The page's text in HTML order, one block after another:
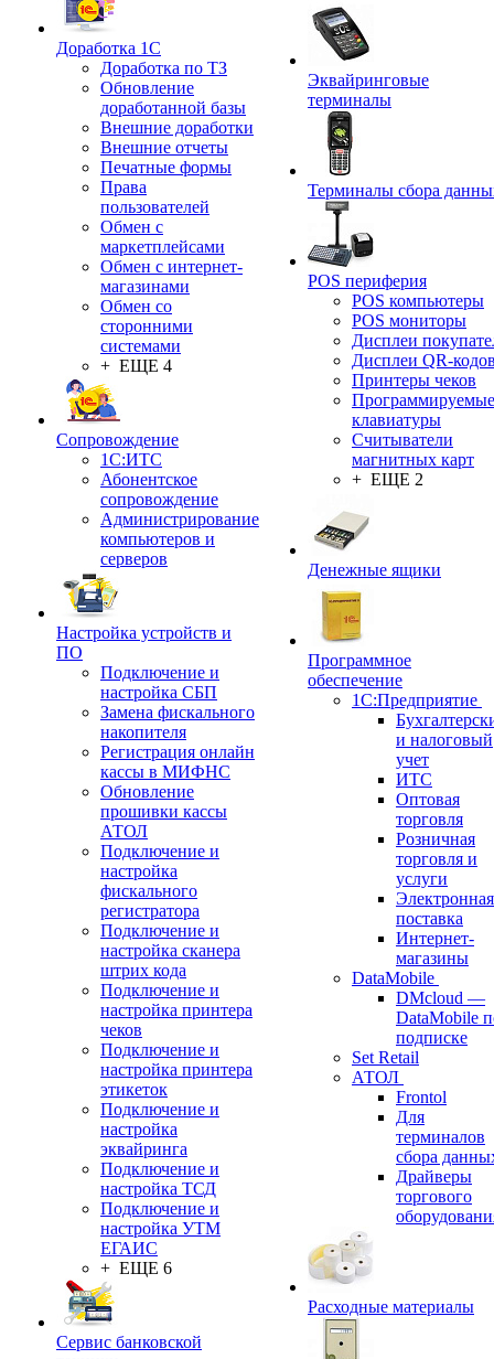
Доработка 1С
Доработка по ТЗ
Обновление
доработанной базы
Внешние доработки
Внешние отчеты
Печатные формы
Права
пользователей
Обмен с
маркетплейсами
Обмен с интернет-
магазинами
Обмен со
сторонними
системами
+ ЕЩЕ 4
Сопровождение
1C:ИТС
Абонентское
сопровождение
Администрирование
компьютеров и
серверов
Настройка устройств и
ПО
Подключение и
настройка СБП
Замена фискального
накопителя
Регистрация онлайн
кассы в МИФНС
Обновление
прошивки кассы
АТОЛ
Подключение и
настройка
фискального
регистратора
Подключение и
настройка сканера
штрих кода
Подключение и
настройка принтера
чеков
Подключение и
настройка принтера
этикеток
Подключение и
настройка
эквайринга
Подключение и
настройка ТСД
Подключение и
настройка УТМ
ЕГАИС
+ ЕЩЕ 6
Сервис банковской
Эквайринговые
терминалы
Терминалы сбора
POS периферия
POS компьютеры
POS мониторы
Дисплеи
Дисплеи QR-
Принтеры чеков
Программируемые
клавиатуры
Считыватели
магнитных карт
+ ЕЩЕ 2
Денежные ящики
Программное
обеспечение
1С:Предприятие
и налоговый
учет
ИТС
Оптовая
торговля
Розничная
торговля и
услуги
Электронная
поставка
Интернет-
магазины
DataMobile
DMcloud —
DataMobile
подписке
Set Retail
АТОЛ
Frontol
Для
терминалов
сбора
Драйверы
торгового
Расходные материалы